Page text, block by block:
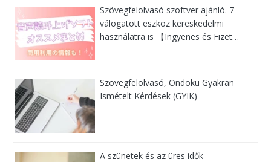
Szövegfelolvasó szoftver ajánló. 7
válogatott eszköz kereskedelmi
használatra is 【Ingyenes és Fizet…
Szövegfelolvasó, Ondoku Gyakran
Ismételt Kérdések (GYIK)
A szünetek és az üres idők